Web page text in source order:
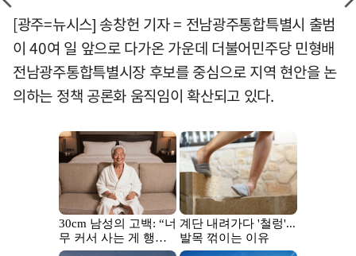
[광주=뉴시스] 송창헌 기자 = 전남광주통합특별시 출범
이 40여 일 앞으로 다가온 가운데 더불어민주당 민형배
전남광주통합특별시장 후보를 중심으로 지역 현안을 논
의하는 정책 공론화 움직임이 확산되고 있다.